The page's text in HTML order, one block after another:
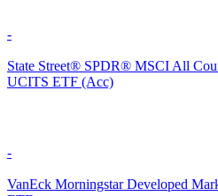
-
State Street® SPDR® MSCI All
UCITS ETF (Acc)
-
VanEck Morningstar Developed